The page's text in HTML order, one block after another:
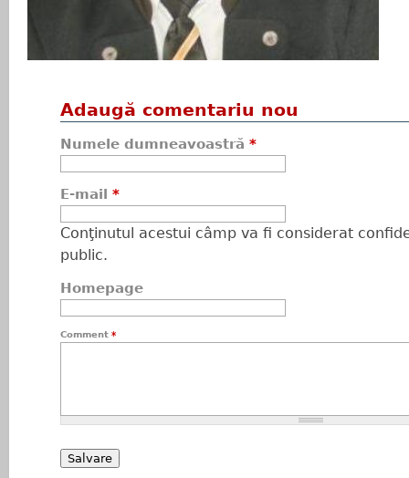
Adaugă comentariu nou
Numele dumneavoastră *
E-mail *
Conţinutul acestui câmp va fi considerat
public.
Homepage
Comment *